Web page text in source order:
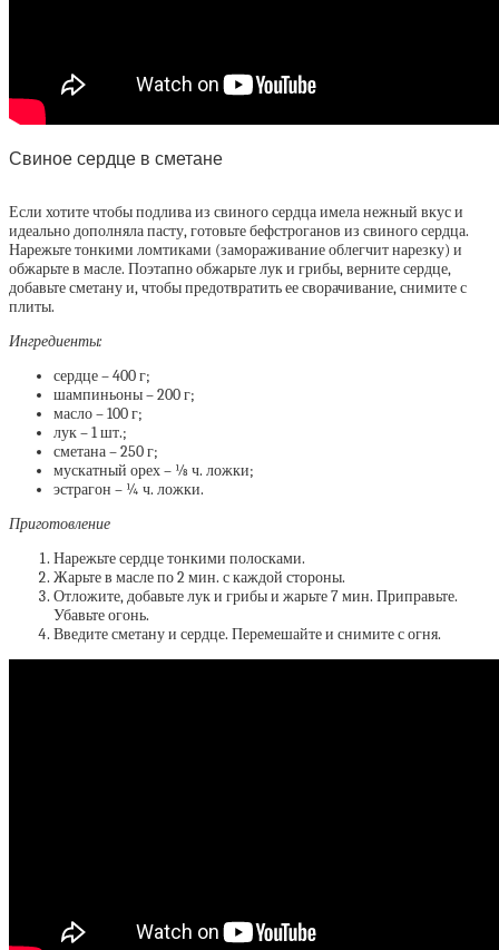
Свиное сердце в сметане
Если хотите чтобы подлива из свиного сердца имела нежный вкус и
идеально дополняла пасту, готовьте бефстроганов из свиного сердца.
Нарежьте тонкими ломтиками (замораживание облегчит нарезку) и
обжарьте в масле. Поэтапно обжарьте лук и грибы, верните сердце,
добавьте сметану и, чтобы предотвратить ее сворачивание, снимите с
плиты.
Ингредиенты:
сердце – 400 г;
шампиньоны – 200 г;
масло – 100 г;
лук – 1 шт.;
сметана – 250 г;
мускатный орех – ⅛ ч. ложки;
эстрагон – ¼ ч. ложки.
Приготовление
Нарежьте сердце тонкими полосками.
Жарьте в масле по 2 мин. с каждой стороны.
Отложите, добавьте лук и грибы и жарьте 7 мин. Приправьте.
Убавьте огонь.
Введите сметану и сердце. Перемешайте и снимите с огня.